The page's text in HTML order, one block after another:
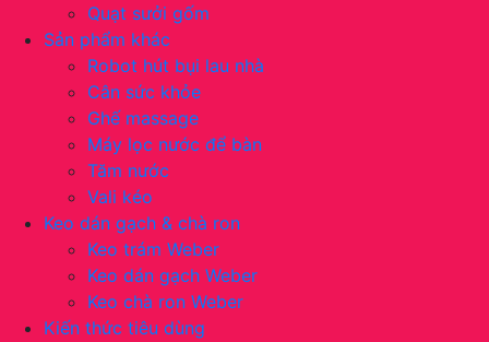
Quạt sưởi gốm
Sản phẩm khác
Robot hút bụi lau nhà
Cân sức khỏe
Ghế massage
Máy lọc nước để bàn
Tăm nước
Vali kéo
Keo dán gạch & chà ron
Keo trám Weber
Keo dán gạch Weber
Keo chà ron Weber
Kiến thức tiêu dùng